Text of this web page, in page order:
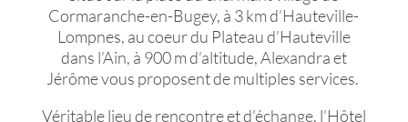
Cormaranche-en-Bugey, à 3 km d’Hauteville-
Lompnes, au coeur du Plateau d’Hauteville
dans l’Ain, à 900 m d’altitude, Alexandra et
Jérôme vous proposent de multiples services.
Véritable lieu de rencontre et d’échange, l’Hôtel